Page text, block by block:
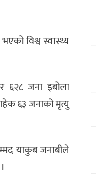
विश्व स्वास्थ्य
६२८ जना इबोला
६३ जनाको मृत्यु
याकुब जनाबीले